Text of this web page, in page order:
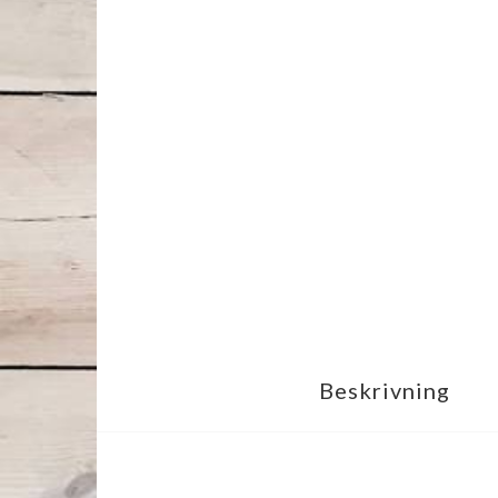
Beskrivning